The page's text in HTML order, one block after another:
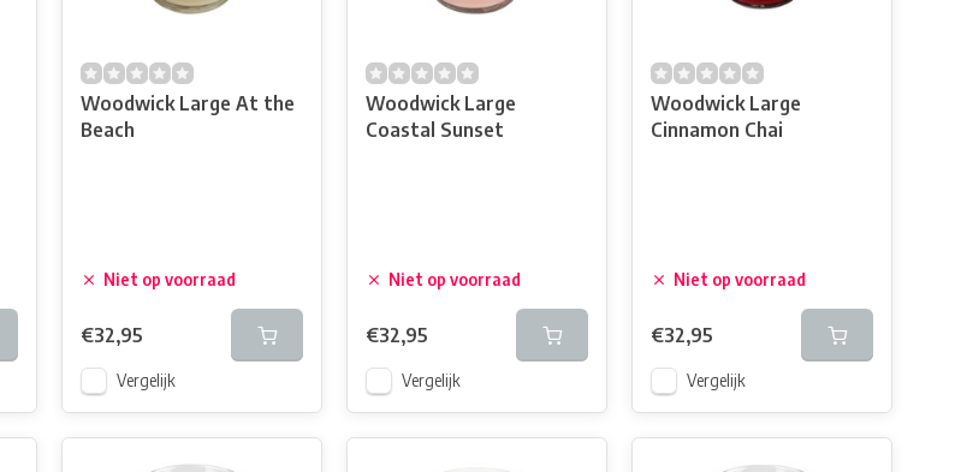
Woodwick Large At the
Beach
Niet op voorraad
€32,95
Vergelijk
Woodwick Large
Coastal Sunset
Niet op voorraad
€32,95
Vergelijk
Woodwick Large
Cinnamon Chai
Niet op voorraad
€32,95
Vergelijk